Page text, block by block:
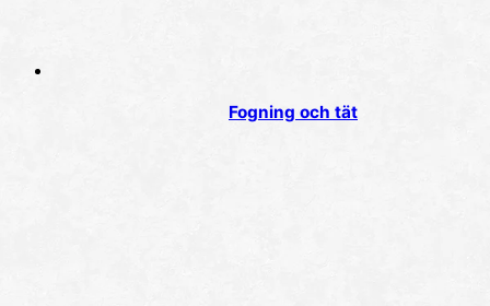
Fogning och tät